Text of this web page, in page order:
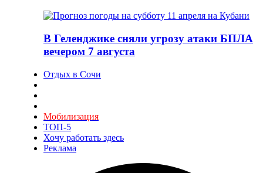
В Геленджике сняли угрозу атаки БПЛА
вечером 7 августа
Отдых в Сочи
Мобилизация
ТОП-5
Хочу работать здесь
Реклама